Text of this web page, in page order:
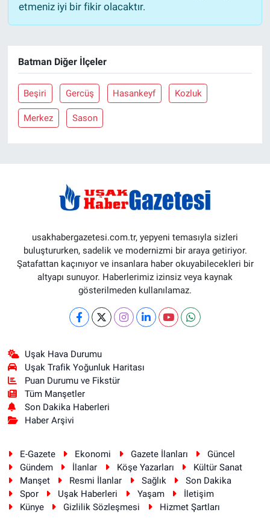
etmeniz iyi bir fikir olacaktır.
Batman Diğer İlçeler
Beşiri Gercüş Hasankeyf Kozluk
Merkez Sason
usakhabergazetesi.com.tr, yepyeni temasıyla sizleri
buluştururken, sadelik ve modernizmi bir araya getiriyor.
Şatafattan kaçınıyor ve insanlara haber okuyabilecekleri bir
altyapı sunuyor. Haberlerimiz izinsiz veya kaynak
gösterilmeden kullanılamaz.
Uşak Hava Durumu
Uşak Trafik Yoğunluk Haritası
Puan Durumu ve Fikstür
Tüm Manşetler
Son Dakika Haberleri
Haber Arşivi
E-Gazete Ekonomi Gazete İlanları
Güncel
Gündem
İlanlar Köşe Yazarları
Kültür Sanat
Manşet
Resmi İlanlar Sağlık
Son Dakika
Spor
Uşak Haberleri Yaşam
İletişim
Künye
Gizlilik Sözleşmesi Hizmet Şartları